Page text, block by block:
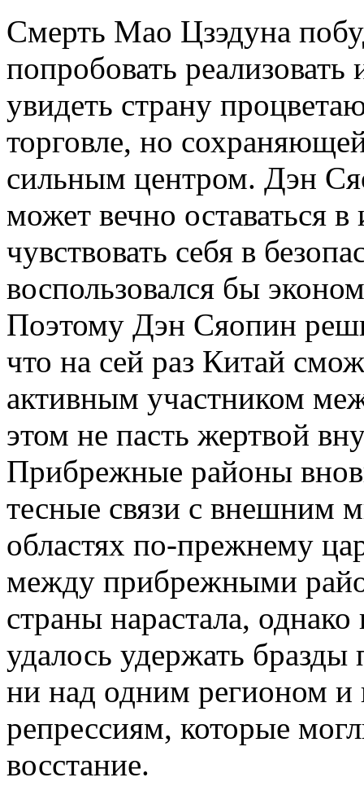
Смерть Мао Цзэдуна
попробовать
увидеть страну
торговле, но
сильным центром. Дэн
может вечно оставаться
чувствовать себя в
воспользовался бы
Поэтому Дэн Сяопин
что на сей раз Китай
активным участником
этом не пасть жертвой
Прибрежные районы
тесные связи с внешним
областях по-прежнему
между прибрежными
страны нарастала,
удалось удержать бразды
ни над одним регионом и
репрессиям, которые
восстание.